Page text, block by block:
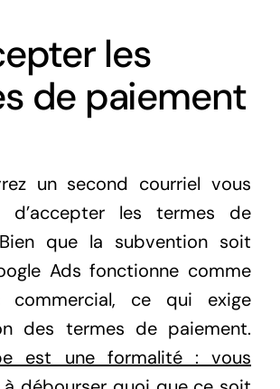
les
de paiement
un second courriel vous
d’accepter les termes de
que la subvention soit
Ads fonctionne comme
commercial, ce qui exige
des termes de paiement.
est une formalité : vous